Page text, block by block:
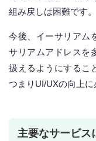
組み戻しは困難です。
今後、イーサリアム
サリアムアドレスを
扱えるようにするこ
つまりUI/UXの向上に
主要なサービス